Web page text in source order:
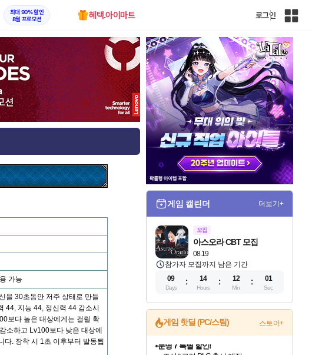
최대 90% 할인
8월 프로모션
혜택.아이마트 로그인
인
체
사
트
맵
가능
을 30초동안 저주 상태로 만들
44, 지능 44, 정신력 44 감소시
보다 높은 대상에게는 걸릴 확
소하고 Lv100보다 낮은 대상에
다. 장착 시 1초 이후부터 발동됩
게임 캘린더 더보기+
모집
08.19
아스오라 CBT 모집
참가자 모집까지 남은 기간
09
Days
14
Hours
12
Min
00
Sec
게임 핫딜 (PC/스팀) 스토어+
마블 투혼 파이팅 소울즈 정식출시!